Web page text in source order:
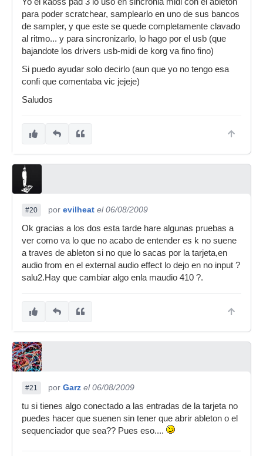
para poder scratchear, samplearlo en uno de sus bancos
de sampler, y que este se quede completamente clavado
al ritmo... y para sincronizarlo, lo hago por el usb (que
bajandote los drivers usb-midi de korg va fino fino)
Si puedo ayudar solo decirlo (aun que yo no tengo esa
confi que comentaba vic jejeje)
Saludos
#20 por evilheat el 06/08/2009
Ok gracias a los dos esta tarde hare algunas pruebas a
ver como va lo que no acabo de entender es k no suene
a traves de ableton si no que lo sacas por la tarjeta,en
audio from en el external audio effect lo dejo en no input ?
salu2.Hay que cambiar algo enla maudio 410 ?.
#21 por Garz el 06/08/2009
tu si tienes algo conectado a las entradas de la tarjeta no
puedes hacer que suenen sin tener que abrir ableton o el
sequenciador que sea?? Pues eso....